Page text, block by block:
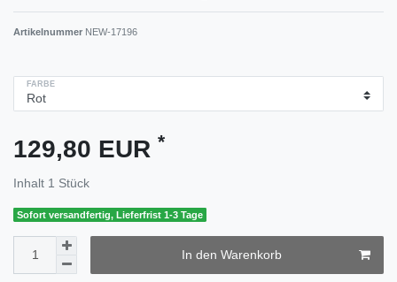
Artikelnummer NEW-17196
FARBE
129,80 EUR *
Inhalt 1 Stück
Sofort versandfertig, Lieferfrist 1-3 Tage
In den Warenkorb